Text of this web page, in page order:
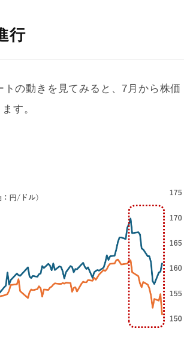
行
の動きを見てみると、7月から株価
す。